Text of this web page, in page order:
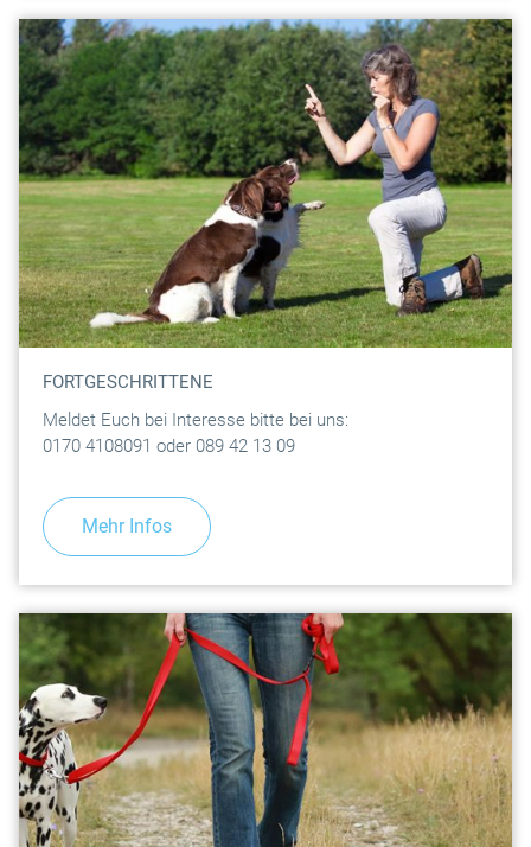
FORTGESCHRITTENE
Meldet Euch bei Interesse bitte bei uns:
0170 4108091 oder 089 42 13 09
Mehr Infos